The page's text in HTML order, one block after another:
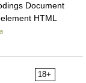
Document
HTML
18+